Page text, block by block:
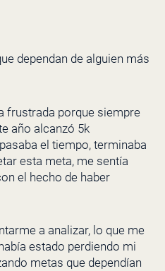
dependan de alguien más
frustrada porque siempre
año alcanzó 5k
el tiempo, terminaba
esta meta, me sentía
el hecho de haber
a analizar, lo que me
estado perdiendo mi
metas que dependían